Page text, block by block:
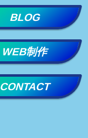
BLOG
WEB制作
CONTACT